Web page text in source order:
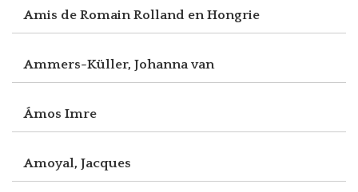
Amis de Romain Rolland en Hongrie
Ammers-Küller, Johanna van
Ámos Imre
Amoyal, Jacques